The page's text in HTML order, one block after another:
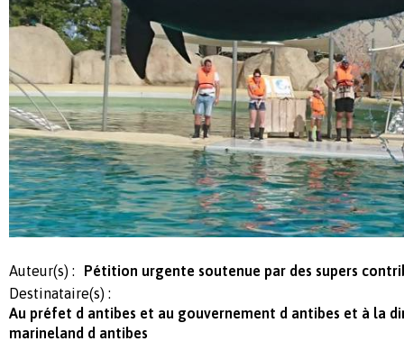
Auteur(s) :
Pétition urgente soutenue par des supers
Destinataire(s) :
Au préfet d antibes et au gouvernement d antibes et à la
marineland d antibes